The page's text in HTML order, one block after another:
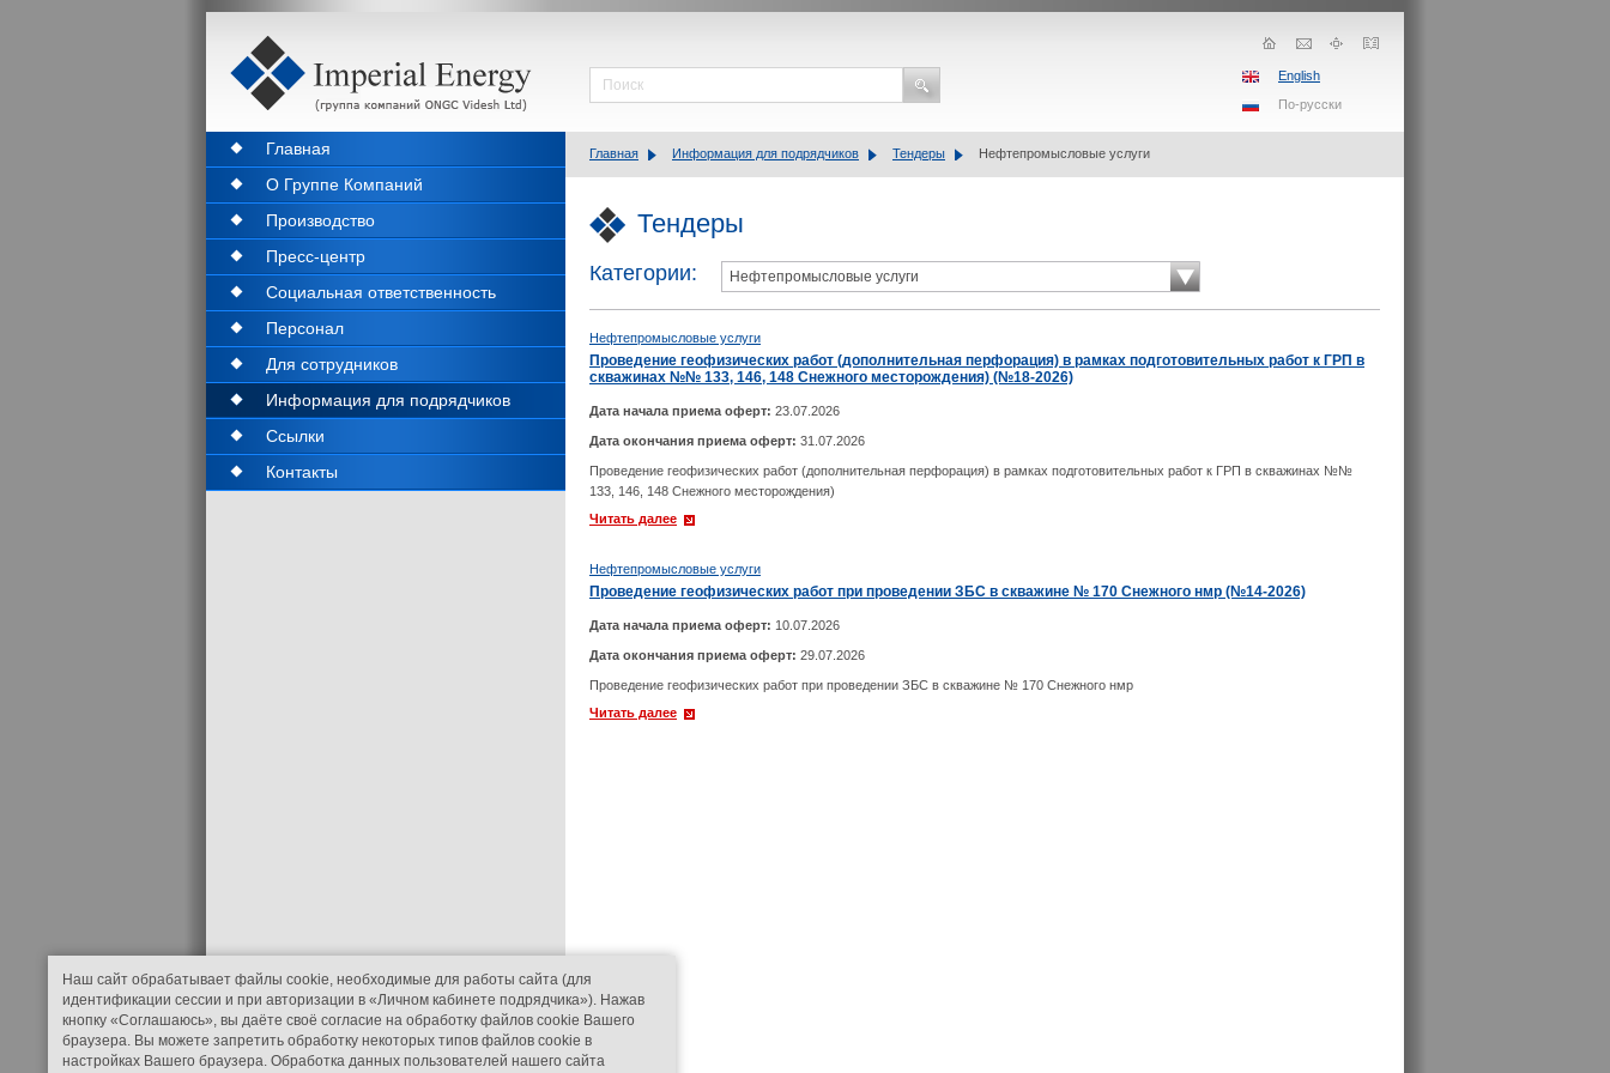
English
По-русски
Главная Информация для подрядчиков Тендеры Нефтепромысловые услуги
Тендеры
Категории:
Нефтепромысловые услуги
Проведение геофизических работ (дополнительная перфорация) в рамках подготовительных работ к ГРП в
скважинах №№ 133, 146, 148 Снежного месторождения) (№18-2026)
Дата начала приема оферт: 23.07.2026
Дата окончания приема оферт: 31.07.2026
Проведение геофизических работ (дополнительная перфорация) в рамках подготовительных работ к ГРП в скважинах №№
133, 146, 148 Снежного месторождения)
Читать далее
Нефтепромысловые услуги
Проведение геофизических работ при проведении ЗБС в скважине № 170 Снежного нмр (№14-2026)
Дата начала приема оферт: 10.07.2026
Дата окончания приема оферт: 29.07.2026
Проведение геофизических работ при проведении ЗБС в скважине № 170 Снежного нмр
Читать далее
Главная
О Группе Компаний
Производство
Пресс-центр
Социальная ответственность
Персонал
Для сотрудников
Информация для подрядчиков
Ссылки
Контакты
Наш сайт обрабатывает файлы cookie, необходимые для работы сайта (для
идентификации сессии и при авторизации в «Личном кабинете подрядчика»). Нажав
кнопку «Соглашаюсь», вы даёте своё согласие на обработку файлов cookie Вашего
браузера. Вы можете запретить обработку некоторых типов файлов cookie в
настройках Вашего браузера. Обработка данных пользователей нашего сайта